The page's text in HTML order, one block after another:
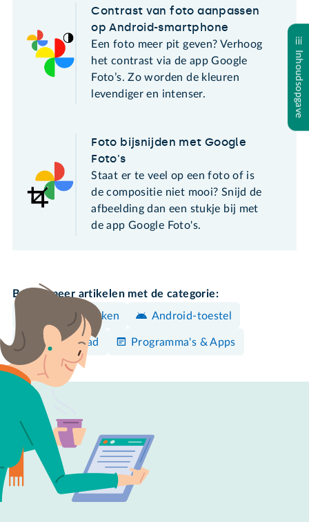
Inhoudsopgave
Contrast van foto aanpassen
op Android-smartphone
Een foto meer pit geven? Verhoog
het contrast via de app Google
Foto’s. Zo worden de kleuren
levendiger en intenser.
Foto bijsnijden met Google
Foto's
Staat er te veel op een foto of is
de compositie niet mooi? Snijd de
afbeelding dan een stukje bij met
de app Google Foto's.
Bekijk meer artikelen met de categorie:
Foto's bewerken
Android-toestel
iPhone/iPad Programma's & Apps